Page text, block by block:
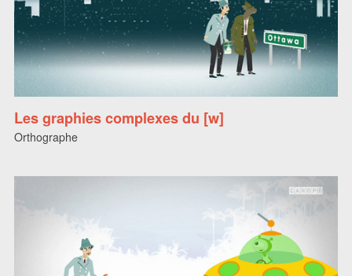
Les graphies complexes du [w]
Orthographe